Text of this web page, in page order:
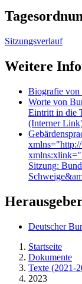
Sitzungsverlauf
Weitere
Biografie
Worte von
Eintritt in die
(Interner
Sitzung:
Deutscher
Startseite
Dokumente
Texte (2021-
2023